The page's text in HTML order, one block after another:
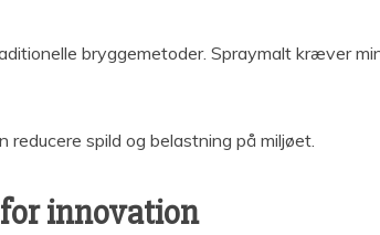
bryggemetoder. Spraymalt kræver
spild og belastning på miljøet.
innovation